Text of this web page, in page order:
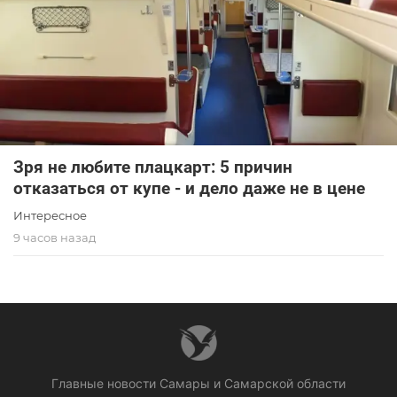
Зря не любите плацкарт: 5 причин
отказаться от купе - и дело даже не в цене
Интересное
9 часов назад
Главные новости Самары и Самарской области